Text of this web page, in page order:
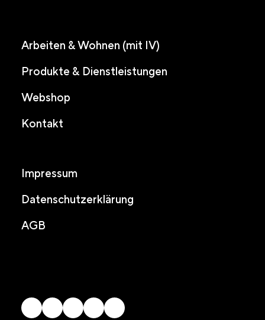
Arbeiten & Wohnen (mit IV)
Produkte & Dienstleistungen
Webshop
Kontakt
Impressum
Datenschutzerklärung
AGB